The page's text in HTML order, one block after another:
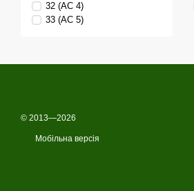
32 (АС 4)
33 (АС 5)
© 2013—2026
Мобільна версія